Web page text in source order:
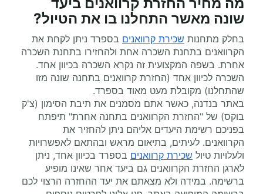
שונה מאשר התחלנו בו את הטיול?
בחלק מתחנות שכירת קרוואנים בספרד ניתן לקחת את
הקרוואנים בתחנת השכרה אחת ולהחזירו בתחנת השכרה
אחרת. בשפה המקצועית זה נקרא השכרה בכיוון אחד.
השכרה לכיוון אחד (החזרת קרוואנים בתחנה שונה מזו
שהתחלנו) מקובלת מעט מאוד בספרד.
באתר בנדנה, כאשר אתם מסמנים את תיבת הסימון (צ'ק
בוקס) של "החזרת הקרוואנים בתחנה אחרת" תיפתח
בפניכם רשימת היעדים אליהם ניתן להחזיר את
הקרוואנים. לעיתים, בתיאום מראש ובהתאם לאפשרויות
ולעלויות טיול שכירת קרוואנים בספרד בכיוון אחד, ניתן
לארגן החזרת הקרוואנים גם ביעד אחר שאינו מופיע
ברשימה. במידה ולא מצאתם את יעד ההחזרה הרצוי לכם